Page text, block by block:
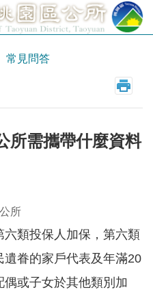
常見問答
所需攜帶什麼資料
所
類投保人加保，第六類
眷的家戶代表及年滿20
或子女於其他類別加